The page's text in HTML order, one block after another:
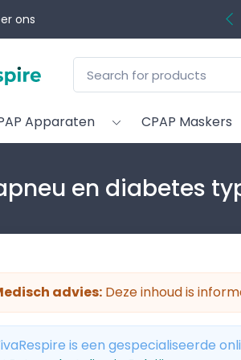
ons
Apparaten CPAP Maskers
en diabetes
advies: Deze inhoud is
is een gespecialiseerde